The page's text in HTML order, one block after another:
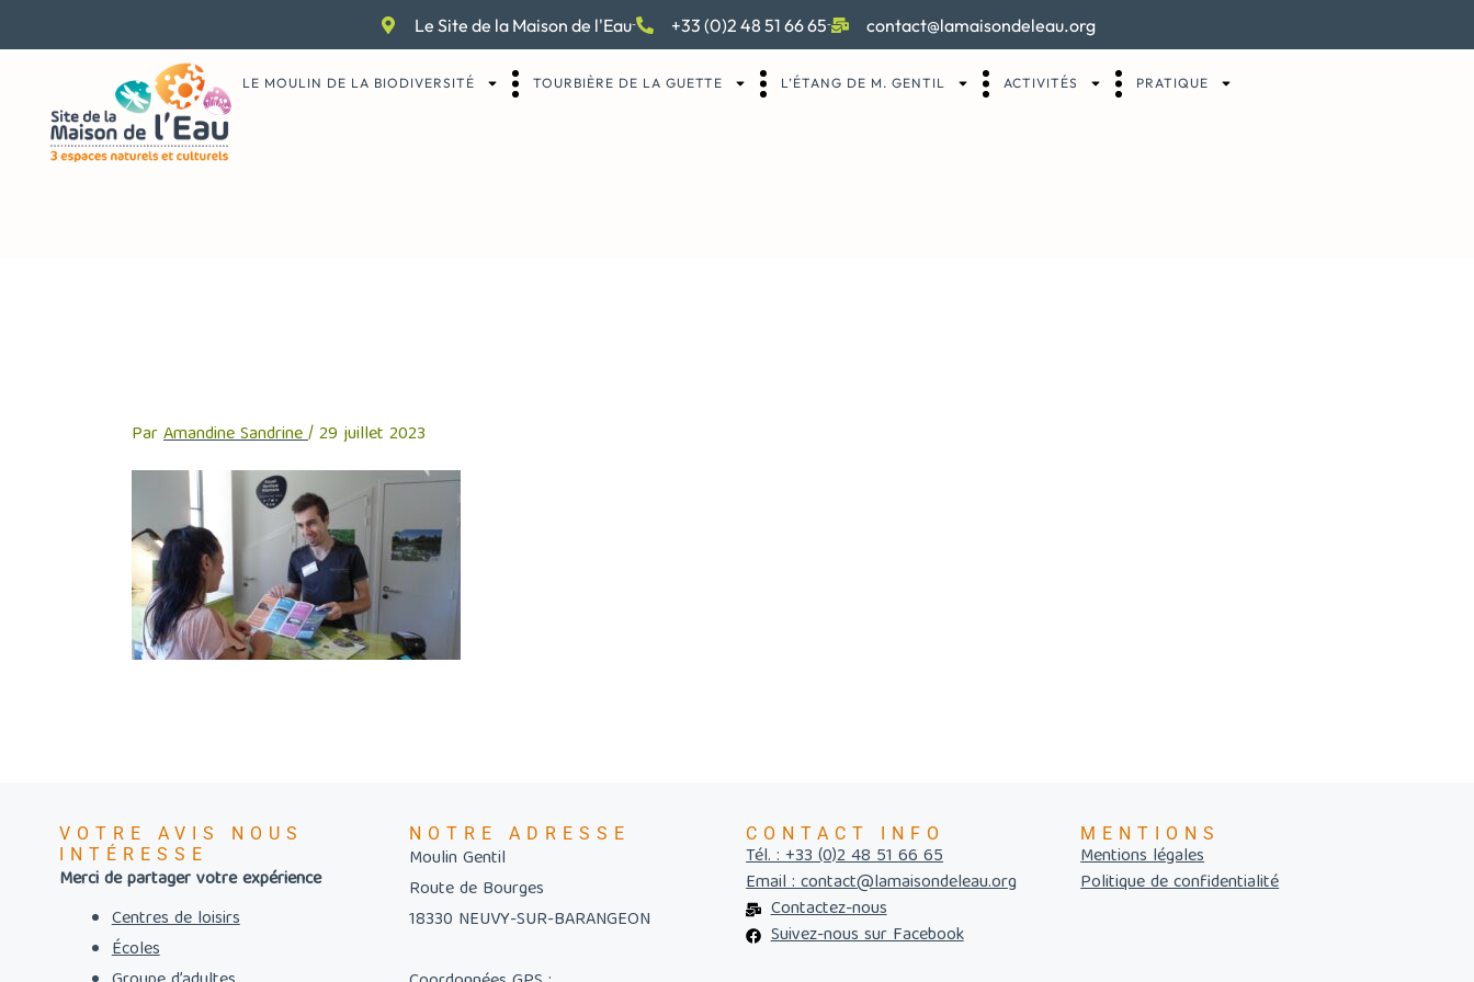
Le Site de la Maison de l'Eau +33 (0)2 48 51 66 65 contact@lamaisondeleau.org
LE MOULIN DE LA BIODIVERSITÉ TOURBIÈRE DE LA GUETTE L’ÉTANG DE M. GENTIL ACTIVITÉS PRATIQUE
ParAmandine Sandrine/29 juillet 2023
VOTRE AVIS NOUS
INTÉRESSE
Merci de partager votre expérience
Centres de loisirs
Écoles
NOTRE ADRESSE
Moulin Gentil
Route de Bourges
18330 NEUVY-SUR-BARANGEON
CONTACT INFO
Tél. : +33 (0)2 48 51 66 65
Email : contact@lamaisondeleau.org
Contactez-nous
Suivez-nous sur Facebook
MENTIONS
Mentions légales
Politique de confidentialité